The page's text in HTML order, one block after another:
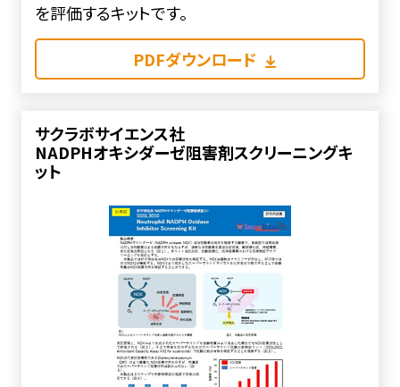
を評価するキットです。
PDFダウンロード
サクラボサイエンス社
NADPHオキシダーゼ阻害剤スクリーニングキ
ット